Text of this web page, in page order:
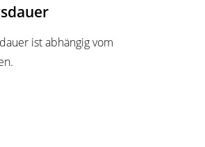
ist abhängig vom